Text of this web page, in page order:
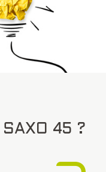
45 ?